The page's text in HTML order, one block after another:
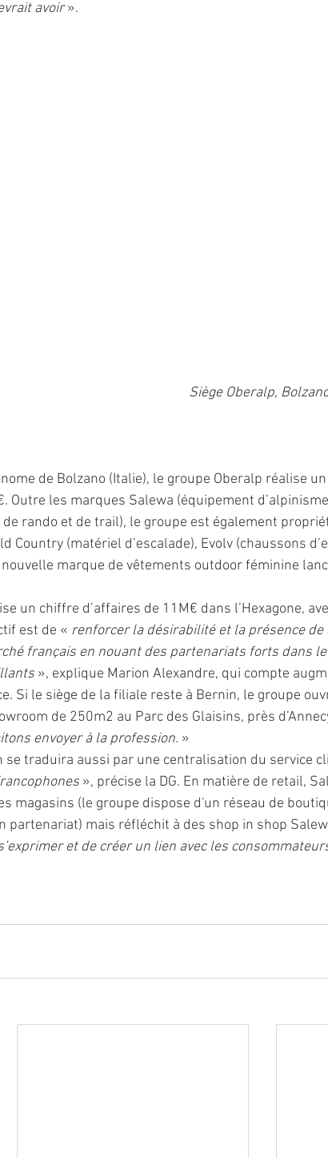
avoir ».
Siège Oberalp,
de Bolzano (Italie), le groupe Oberalp réalise
Outre les marques Salewa (équipement
rando et de trail), le groupe est également
Country (matériel d’escalade), Evolv (chaussons
marque de vêtements outdoor féminine
un chiffre d’affaires de 11M€ dans l’Hexagone,
est de « renforcer la désirabilité et la présence de
français en nouant des partenariats forts dans
», explique Marion Alexandre, qui compte
Si le siège de la filiale reste à Bernin, le groupe
de 250m2 au Parc des Glaisins, près
envoyer à la profession. »
se traduira aussi par une centralisation du service
», précise la DG. En matière de retail,
magasins (le groupe dispose d'un réseau de
partenariat) mais réfléchit à des shop in shop
et de créer un lien avec les